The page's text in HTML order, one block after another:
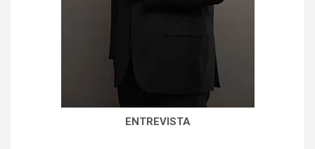
ENTREVISTA